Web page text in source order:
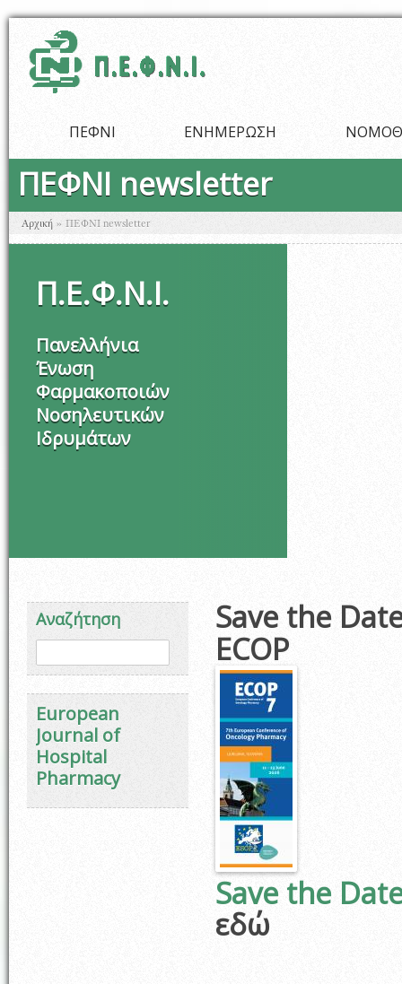
ΠΕΦΝΙ ΕΝΗΜΕΡΩΣΗ
ΠΕΦΝΙ newsletter
Είστε εδώ
Αρχική » ΠΕΦΝΙ newsletter
Π.Ε.Φ.Ν.Ι.
Πανελλήνια
Ένωση
Φαρμακοποιών
Νοσηλευτικών
Ιδρυμάτων
Αναζήτηση
Φόρμα αναζήτησης
European
Journal of
Hospital
Pharmacy
Save the
ECOP
Save the
εδώ